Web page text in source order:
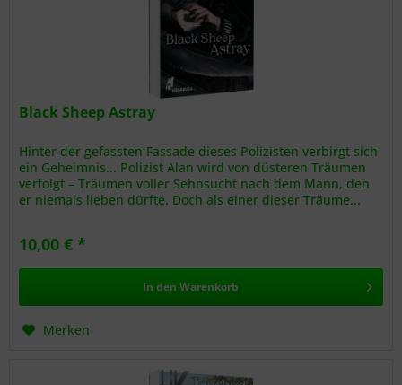
Black Sheep Astray
Hinter der gefassten Fassade dieses Polizisten verbirgt sich
ein Geheimnis... Polizist Alan wird von düsteren Träumen
verfolgt – Träumen voller Sehnsucht nach dem Mann, den
er niemals lieben dürfte. Doch als einer dieser Träume...
10,00 € *
In den Warenkorb
Merken